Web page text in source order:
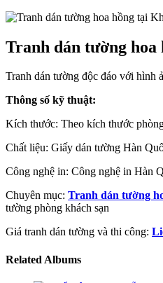
Tranh dán tường
Tranh dán tường độc đáo với hình
Thông số kỹ thuật:
Kích thước: Theo kích thước
Chất liệu: Giấy dán tường Hàn
Công nghệ in: Công nghệ in Hàn
Chuyên mục: Tranh dán tường
tường phòng khách sạn
Giá tranh dán tường và thi công:
Related Albums